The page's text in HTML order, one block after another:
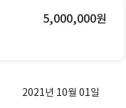
5,000,000원
2021년 10월 01일